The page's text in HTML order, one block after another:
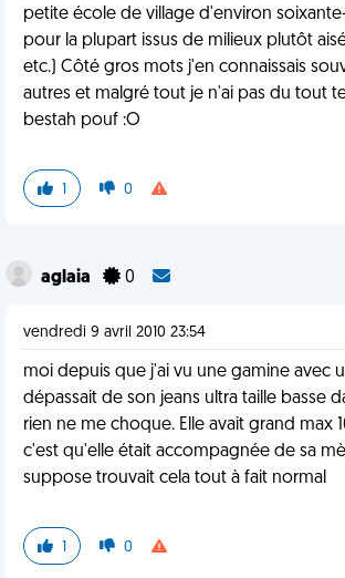
petite école de village d'environ
pour la plupart issus de milieux plutôt
etc.) Côté gros mots j'en connaissais
autres et malgré tout je n'ai pas du tout
bestah pouf :O
1 0
aglaia 0
vendredi 9 avril 2010 23:54
moi depuis que j'ai vu une gamine avec
dépassait de son jeans ultra taille basse
rien ne me choque. Elle avait grand max
c'est qu'elle était accompagnée de sa
suppose trouvait cela tout à fait normal
1 0